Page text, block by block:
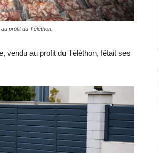
profit du Téléthon.
vendu au profit du Téléthon, fêtait ses